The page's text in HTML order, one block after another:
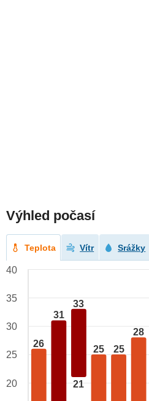
Výhled počasí
Teplota Vítr Srážky
26
31
33
21
25 25
28
40
35
30
25
20